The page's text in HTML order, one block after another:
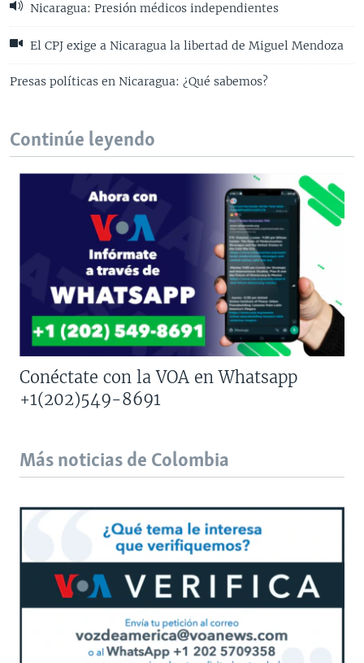
Nicaragua: Presión médicos independientes
El CPJ exige a Nicaragua la libertad de Miguel Mendoza
Presas políticas en Nicaragua: ¿Qué sabemos?
Continúe leyendo
Conéctate con la VOA en Whatsapp
+1(202)549-8691
Más noticias de Colombia